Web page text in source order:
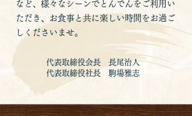
など、様々なシーンでとんでんをご利用い
ただき、お食事と共に楽しい時間をお過ご
しくださいませ。
代表取締役会長 長尾治人
代表取締役社長 駒場雅志